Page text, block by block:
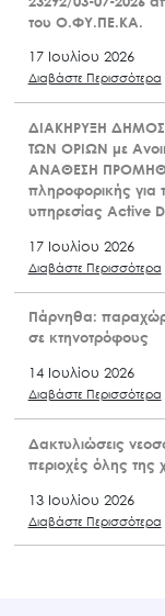
του Ο.ΦΥ.ΠΕ.ΚΑ.
17 Ιουλίου 2026
Διαβάστε Περισσότερα
ΔΙΑΚΗΡΥΞΗ
ΤΩΝ ΟΡΙΩΝ με
ΑΝΑΘΕΣΗ
πληροφορικής για
υπηρεσίας Active
17 Ιουλίου 2026
Διαβάστε Περισσότερα
Πάρνηθα:
σε κτηνοτρόφους
14 Ιουλίου 2026
Διαβάστε Περισσότερα
Δακτυλιώσεις
περιοχές όλης της
13 Ιουλίου 2026
Διαβάστε Περισσότερα